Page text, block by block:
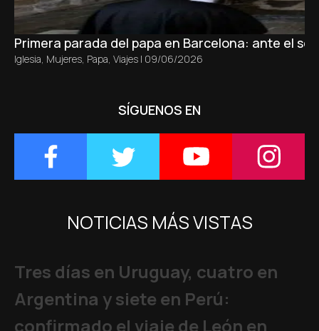
Primera parada del papa en Barcelona: ante el
Iglesia, Mujeres, Papa, Viajes | 09/06/2026
SÍGUENOS EN
NOTICIAS MÁS VISTAS
Tres días en Uruguay, cuatro en
Argentina y siete en Perú:
confirmado el viaje de León en